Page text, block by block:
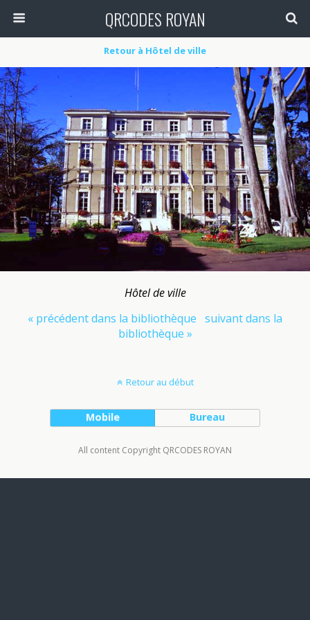
QRCODES ROYAN
Retour à Hôtel de ville
Hôtel de ville
« précédent dans la bibliothèque suivant dans la
bibliothèque »
Retour au début
Mobile Bureau
All content Copyright QRCODES ROYAN